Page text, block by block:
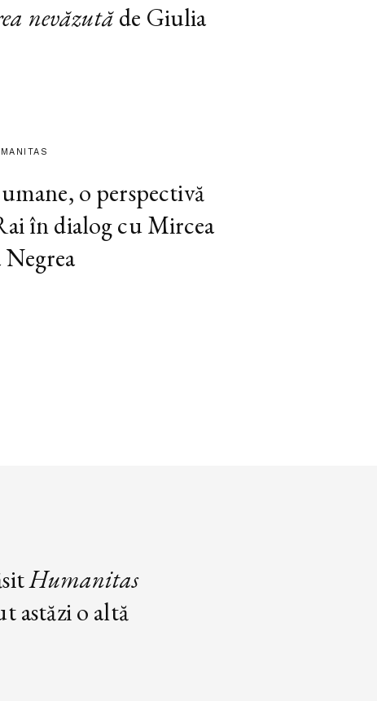
nevăzutăde Giulia
o perspectivă
în dialog cu Mircea
Humanitas
astăzi o altă